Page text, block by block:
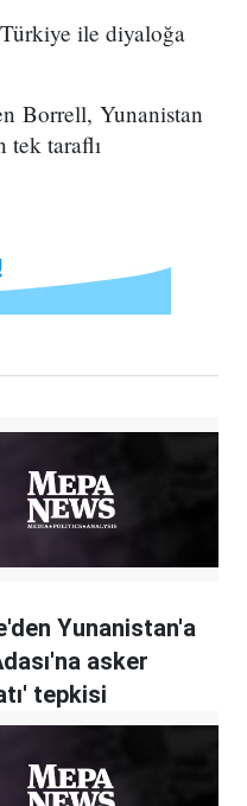
ile diyaloğa
Borrell, Yunanistan
tek taraflı
Yunanistan'a
asker
tepkisi